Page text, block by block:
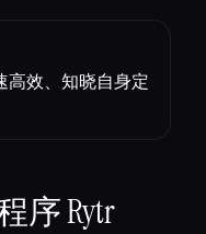
高效、知晓自身定
序Rytr